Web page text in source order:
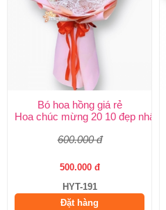
Bó hoa hồng giá rẻ
Hoa chúc mừng 20 10 đẹp nhất
600.000 đ
500.000 đ
HYT-191
Đặt hàng